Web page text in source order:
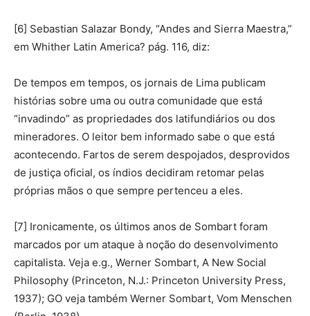
[6] Sebastian Salazar Bondy, “Andes and Sierra Maestra,”
em Whither Latin America? pág. 116, diz:
De tempos em tempos, os jornais de Lima publicam
histórias sobre uma ou outra comunidade que está
“invadindo” as propriedades dos latifundiários ou dos
mineradores. O leitor bem informado sabe o que está
acontecendo. Fartos de serem despojados, desprovidos
de justiça oficial, os índios decidiram retomar pelas
próprias mãos o que sempre pertenceu a eles.
[7] Ironicamente, os últimos anos de Sombart foram
marcados por um ataque à noção do desenvolvimento
capitalista. Veja e.g., Werner Sombart, A New Social
Philosophy (Princeton, N.J.: Princeton University Press,
1937); GO veja também Werner Sombart, Vom Menschen